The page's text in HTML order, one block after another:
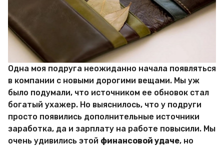
Одна моя подруга неожиданно начала появляться
в компании с новыми дорогими вещами. Мы уж
было подумали, что источником ее обновок стал
богатый ухажер. Но выяснилось, что у подруги
просто появились дополнительные источники
заработка, да и зарплату на работе повысили. Мы
очень удивились этой финансовой удаче, но